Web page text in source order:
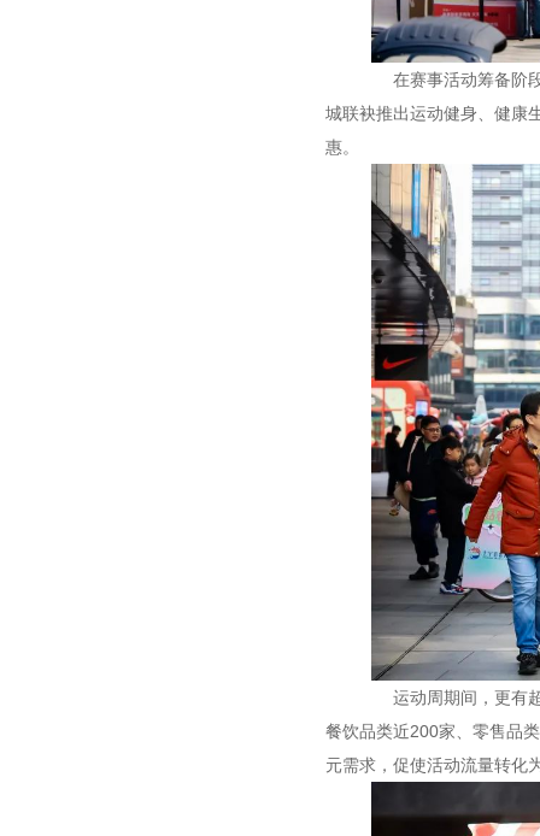
在赛事活动筹备阶段
城联袂推出运动健身、健康
惠。
运动周期间，更有超
餐饮品类近200家、零售品
元需求，促使活动流量转化